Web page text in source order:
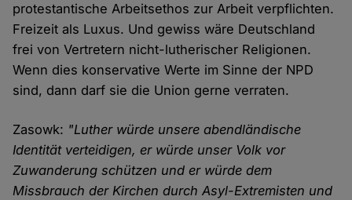
protestantische Arbeitsethos zur Arbeit verpflichten.
Freizeit als Luxus. Und gewiss wäre Deutschland
frei von Vertretern nicht-lutherischer Religionen.
Wenn dies konservative Werte im Sinne der NPD
sind, dann darf sie die Union gerne verraten.
Zasowk: "Luther würde unsere abendländische
Identität verteidigen, er würde unser Volk vor
Zuwanderung schützen und er würde dem
Missbrauch der Kirchen durch Asyl-Extremisten und